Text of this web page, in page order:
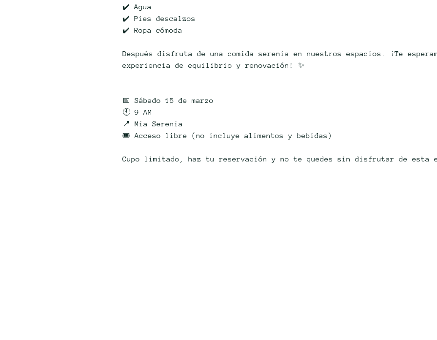
✔️ Agua
✔️ Pies descalzos
✔️ Ropa cómoda
Después disfruta de una comida serenia en nuestros espacios. ¡Te
experiencia de equilibrio y renovación! ✨
📅 Sábado 15 de marzo
🕙 9 AM
📍 Mia Serenia
🎟️ Acceso libre (no incluye alimentos y bebidas)
Cupo limitado, haz tu reservación y no te quedes sin disfrutar de esta